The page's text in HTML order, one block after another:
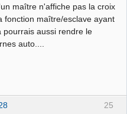
maître n'affiche pas la croix
fonction maître/esclave ayant
pourrais aussi rendre le
auto....
25